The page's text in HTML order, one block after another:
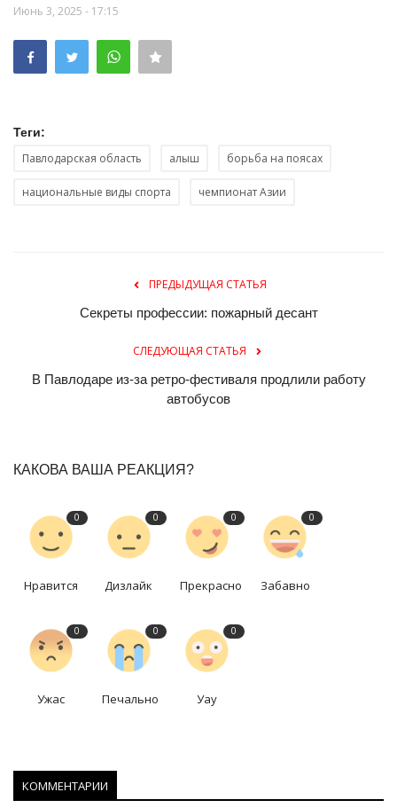
Июнь 3, 2025 - 17:15
Теги:
Павлодарская область алыш борьба на поясах
национальные виды спорта чемпионат Азии
ПРЕДЫДУЩАЯ СТАТЬЯ
Секреты профессии: пожарный десант
СЛЕДУЮЩАЯ СТАТЬЯ
В Павлодаре из-за ретро-фестиваля продлили работу
автобусов
КАКОВА ВАША РЕАКЦИЯ?
0
Нравится
0
Дизлайк
0
Прекрасно
0
Забавно
0
Ужас
0
Печально
0
Уау
КОММЕНТАРИИ